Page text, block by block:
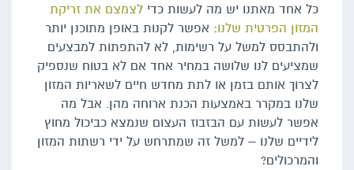
כל אחד מאתנו יש מה לעשות כדי לצמצם את זריקת
המזון הפרטית שלנו: אפשר לקנות באופן מתוכנן יותר
ולהתבסס למשל על רשימות, לא להתפתות למבצעים
שמציעים לנו שלושה במחיר אחד אם לא בטוח שנספיק
לצרוך אותם בזמן או לתת מחדש חיים לשאריות המזון
שלנו במקרר באמצעות הכנת ארוחה מהן. אבל מה
אפשר לעשות עם הבזבוז העצום שנמצא כביכול מחוץ
לידיים שלנו – למשל זה שמתרחש על ידי רשתות המזון
והמרכולים?